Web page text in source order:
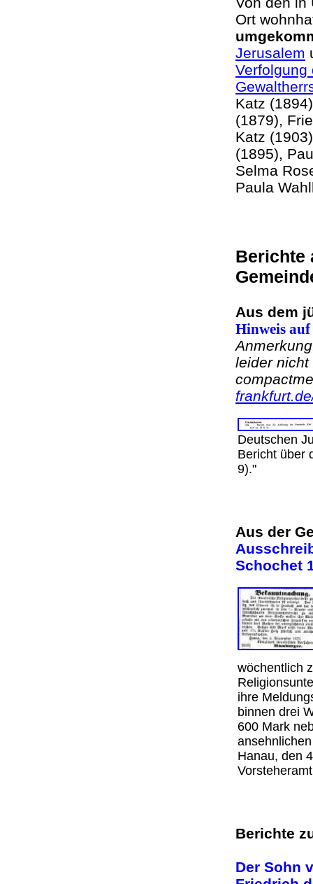
Ort
Jerusalem
Verfolgung
Katz
(1879),
Katz
(1895),
Selma
Paula
Berichte
Aus dem
Hinweis
leider nicht
Deutschen
Bericht über
9)."
Aus der
Schochet
wöchentlich
ihre
binnen drei
600 Mark
Hanau, den
Berichte
Der Sohn